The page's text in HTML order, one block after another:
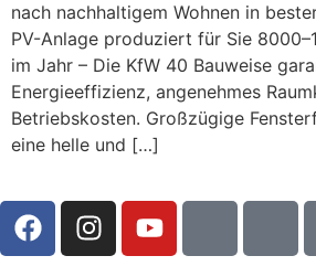
nach nachhaltigem Wohnen in
PV-Anlage produziert für Sie
im Jahr – Die KfW 40 Bauweise
Energieeffizienz, angenehmes
Betriebskosten. Großzügige
eine helle und […]